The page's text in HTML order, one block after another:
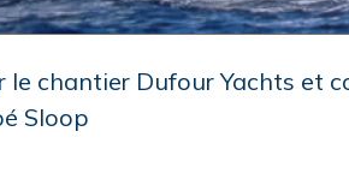
chantier Dufour Yachts et
Sloop